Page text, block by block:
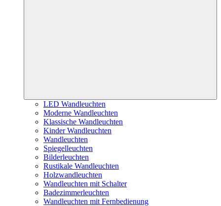
LED Wandleuchten
Moderne Wandleuchten
Klassische Wandleuchten
Kinder Wandleuchten
Wandleuchten
Spiegelleuchten
Bilderleuchten
Rustikale Wandleuchten
Holzwandleuchten
Wandleuchten mit Schalter
Badezimmerleuchten
Wandleuchten mit Fernbedienung